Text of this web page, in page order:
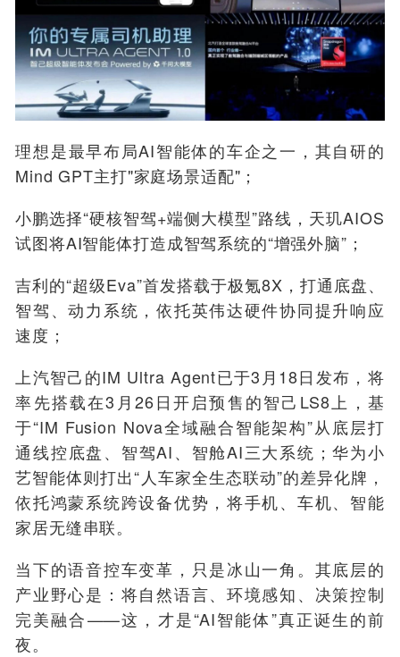
理想是最早布局AI智能体的车企之一，其自研的
Mind GPT主打"家庭场景适配"；
小鹏选择“硬核智驾+端侧大模型”路线，天玑AIOS
试图将AI智能体打造成智驾系统的“增强外脑”；
吉利的“超级Eva”首发搭载于极氪8X，打通底盘、
智驾、动力系统，依托英伟达硬件协同提升响应
速度；
上汽智己的IM Ultra Agent已于3月18日发布，将
率先搭载在3月26日开启预售的智己LS8上，基
于“IM Fusion Nova全域融合智能架构”从底层打
通线控底盘、智驾AI、智舱AI三大系统；华为小
艺智能体则打出“人车家全生态联动”的差异化牌，
依托鸿蒙系统跨设备优势，将手机、车机、智能
家居无缝串联。
当下的语音控车变革，只是冰山一角。其底层的
产业野心是：将自然语言、环境感知、决策控制
完美融合——这，才是“AI智能体”真正诞生的前
夜。